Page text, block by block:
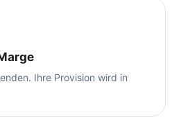
Ihre Provision wird in